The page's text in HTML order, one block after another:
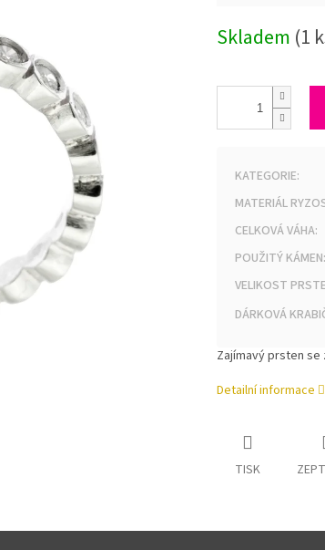
cena:
Skladem (1
KATEGORIE:
MATERIÁL
CELKOVÁ VÁHA:
POUŽITÝ KÁMEN:
VELIKOST
DÁRKOVÁ
Zajímavý prsten se
Detailní informace
TISK